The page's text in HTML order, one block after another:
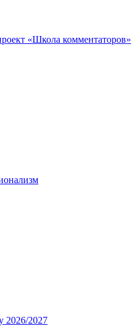
«Школа комментаторов»
2026/2027